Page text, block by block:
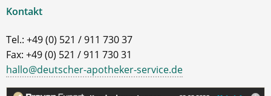
Kontakt
Tel.: +49 (0) 521 / 911 730 37
Fax: +49 (0) 521 / 911 730 31
hallo@deutscher-apotheker-service.de